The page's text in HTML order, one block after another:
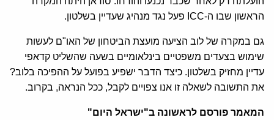
הראשון שבו ה-ICC פעל נגד מנהיג שעדיין בשלטון.
גם במקרה של לוב הציעה מועצת הביטחון של האו"ם לעשות
שימוש בצעדים משפטיים בינלאומיים בשעה שהשליט קדאפי
עדיין מחזיק בשלטון. כיצד הדבר ישפיע בפועל על ההפיכה בלוב?
את התשובה לשאלה זו אנו צפויים לקבל, ככל הנראה, בקרוב.
המאמר פורסם לראשונה ב"ישראל היום"